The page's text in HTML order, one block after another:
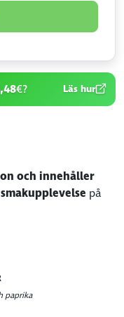
€? Läs hur
och innehåller
på
paprika